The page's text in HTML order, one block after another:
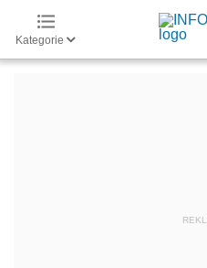
Kategorie